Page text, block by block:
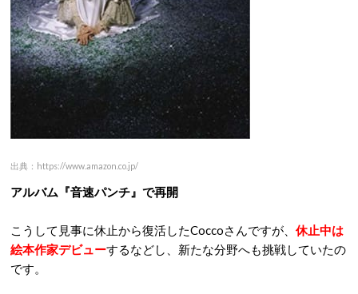
出典：https://www.amazon.co.jp/
アルバム『音速パンチ』で再開
こうして見事に休止から復活したCoccoさんですが、 休止中は
絵本作家デビューするなどし、新たな分野へも挑戦していたの
です。